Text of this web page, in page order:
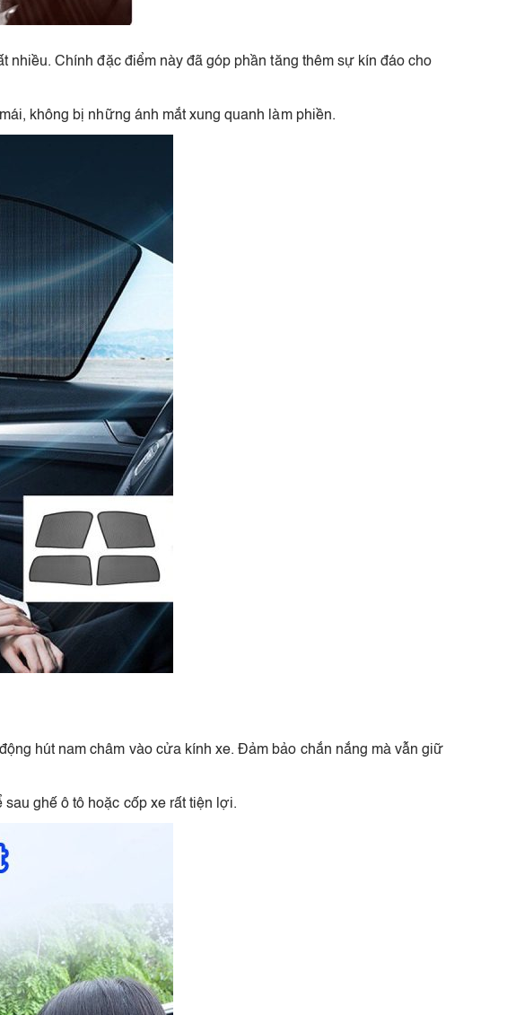
Chính đặc điểm này đã góp phần tăng thêm sự kín đáo cho
không bị những ánh mắt xung quanh làm phiền.
hút nam châm vào cửa kính xe. Đảm bảo chắn nắng mà vẫn giữ
ghế ô tô hoặc cốp xe rất tiện lợi.